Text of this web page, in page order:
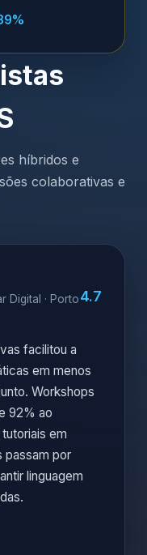
híbridos e
colaborativas e
Digital · Porto4.7
facilitou a
em menos
Workshops
92% ao
em
passam por
linguagem